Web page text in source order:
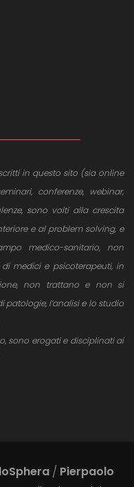
in questo sito (sia online
conferenze, webinar,
sono volti alla crescita
e al problem solving, e
medico-sanitario, non
medici e psicoterapeuti, in
non trattano e non si
l’analisi e lo studio
sono erogati e disciplinati ai
/ Pierpaolo